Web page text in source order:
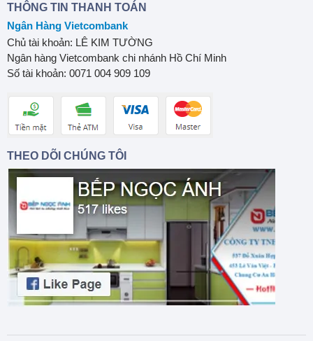
THÔNG TIN THANH TOÁN
Ngân Hàng Vietcombank
Chủ tài khoản: LÊ KIM TƯỜNG
Ngân hàng Vietcombank chi nhánh Hồ Chí Minh
Số tài khoản: 0071 004 909 109
THEO DÕI CHÚNG TÔI